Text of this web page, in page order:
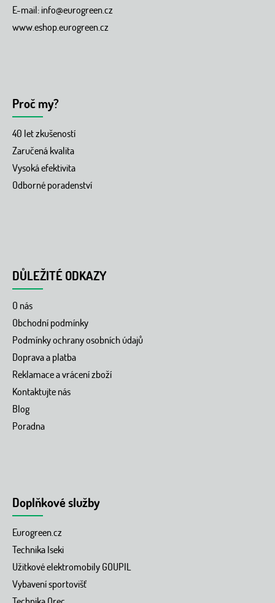
E-mail:info@eurogreen.cz
www.eshop.eurogreen.cz
Proč my?
40 let zkušeností
Zaručená kvalita
Vysoká efektivita
Odborné poradenství
DŮLEŽITÉ ODKAZY
O nás
Obchodní podmínky
Podmínky ochrany osobních údajů
Doprava a platba
Reklamace a vrácení zboží
Kontaktujte nás
Blog
Poradna
Doplňkové služby
Eurogreen.cz
Technika Iseki
Užitkové elektromobily GOUPIL
Vybavení sportovišť